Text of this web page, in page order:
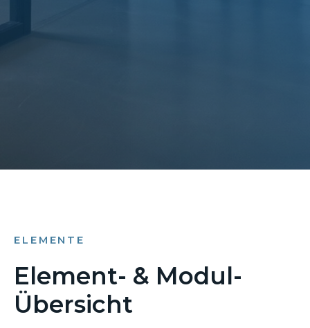
ELEMENTE
Element- & Modul-
Übersicht